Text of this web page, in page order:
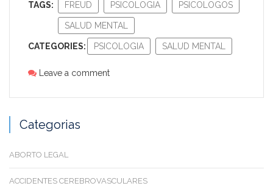
TAGS: FREUD PSICOLOGIA PSICOLOGOS
SALUD MENTAL
CATEGORIES: PSICOLOGIA SALUD MENTAL
Leave a comment
Categorias
ABORTO LEGAL
ACCIDENTES CEREBROVASCULARES